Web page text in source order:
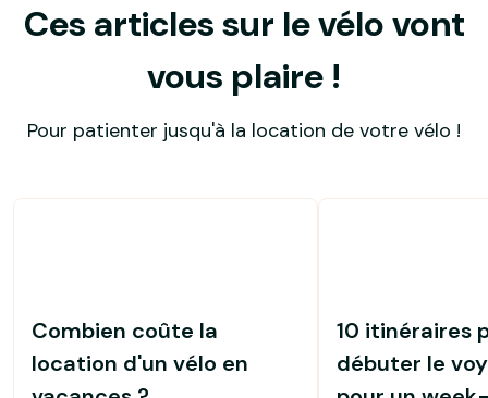
Ces articles sur le vélo vont
vous plaire !
Pour patienter jusqu'à la location de votre vélo !
Combien coûte la
location d'un vélo en
10 itinéraires
débuter le